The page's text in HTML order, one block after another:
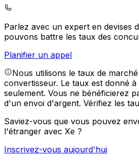
Parlez avec un expert en devises
pouvons battre les taux des
Planifier un appel
Nous utilisons le taux de
convertisseur. Le taux est donné
seulement. Vous ne bénéficierez
d'un envoi d'argent. Vérifiez les
Saviez-vous que vous pouvez
l'étranger avec Xe ?
Inscrivez-vous aujourd'hui